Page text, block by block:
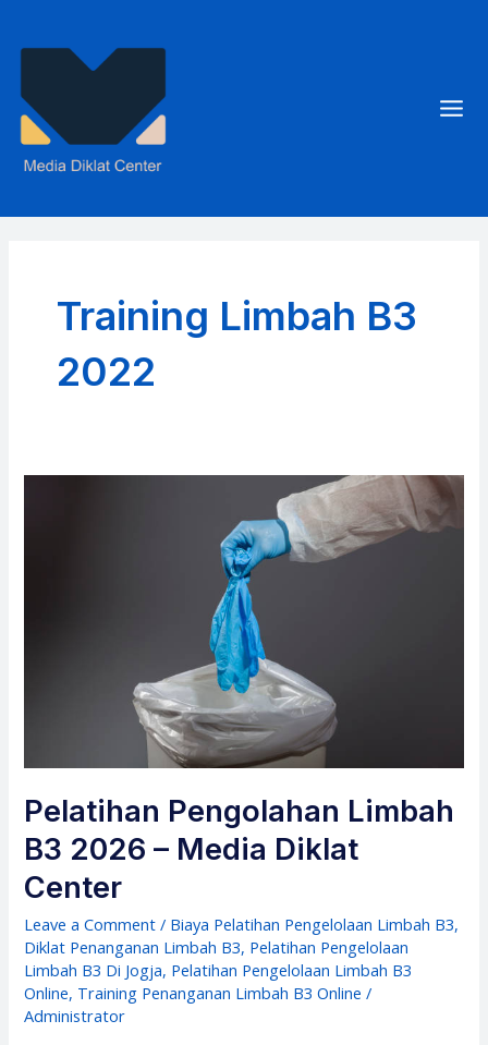
Training Limbah B3
2022
Pelatihan Pengolahan Limbah
B3 2026 – Media Diklat
Center
Leave a Comment / Biaya Pelatihan Pengelolaan Limbah B3,
Diklat Penanganan Limbah B3, Pelatihan Pengelolaan
Limbah B3 Di Jogja, Pelatihan Pengelolaan Limbah B3
Online, Training Penanganan Limbah B3 Online /
Administrator